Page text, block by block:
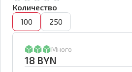
Количество
100
250
Много
18 BYN